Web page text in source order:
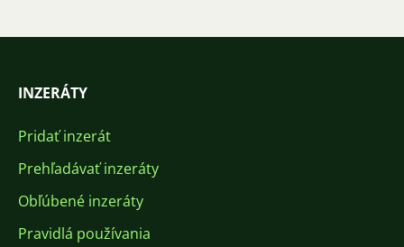
INZERÁTY
Pridať inzerát
Prehľadávať inzeráty
Obľúbené inzeráty
Pravidlá používania